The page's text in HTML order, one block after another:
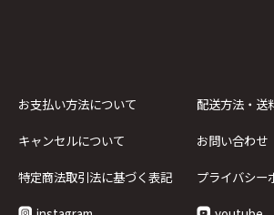
お支払い方法について
配送方法・送
キャンセルについて
お問い合わせ
特定商法取引法に基づく表記
プライバシー